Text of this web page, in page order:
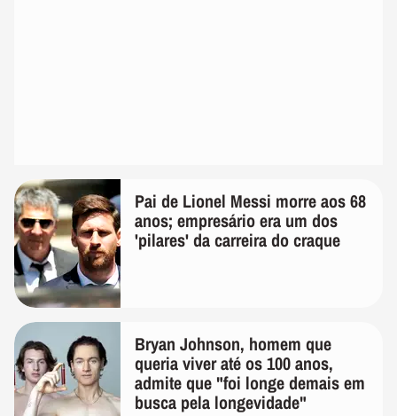
Pai de Lionel Messi morre aos 68
anos; empresário era um dos
'pilares' da carreira do craque
Bryan Johnson, homem que
queria viver até os 100 anos,
admite que "foi longe demais em
busca pela longevidade"